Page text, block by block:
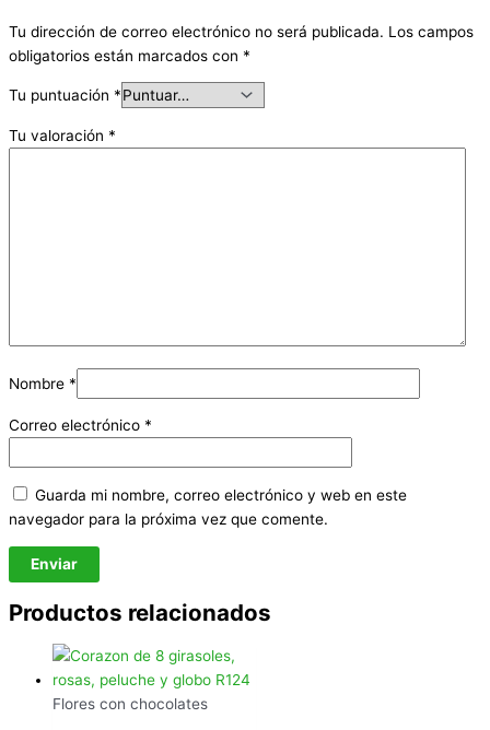
Tu dirección de correo electrónico no será publicada. Los campos
obligatorios están marcados con *
Tu puntuación *
Tu valoración *
Nombre *
Correo electrónico *
Guarda mi nombre, correo electrónico y web en este
navegador para la próxima vez que comente.
Productos relacionados
Flores con chocolates